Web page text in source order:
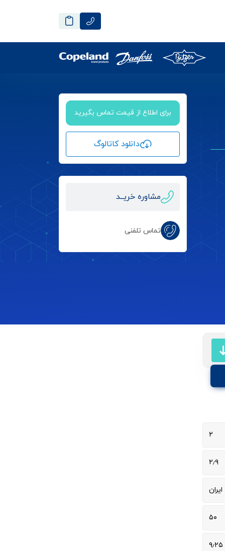
۲
۲٫۹
ایران
۵۰
۹٫۲۵
برای اطلاع از قیمت تماس بگیرید
دانلود کاتالوگ
مشاوره خریــد
تماس تلفنی